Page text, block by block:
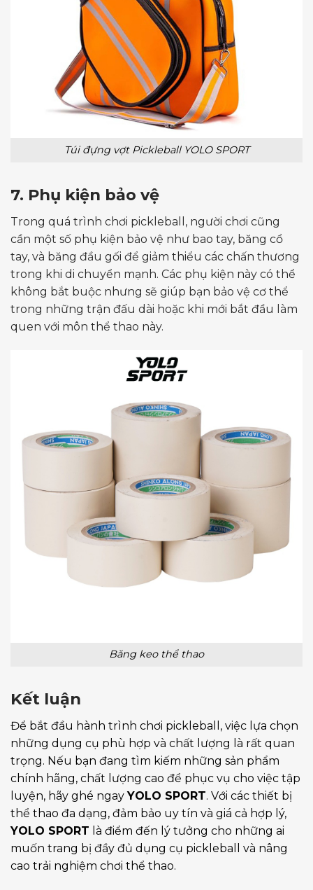
Túi đựng vợt Pickleball YOLO SPORT
7. Phụ kiện bảo vệ
Trong quá trình chơi pickleball, người chơi cũng
cần một số phụ kiện bảo vệ như bao tay, băng cổ
tay, và băng đầu gối để giảm thiểu các chấn thương
trong khi di chuyển mạnh. Các phụ kiện này có thể
không bắt buộc nhưng sẽ giúp bạn bảo vệ cơ thể
trong những trận đấu dài hoặc khi mới bắt đầu làm
quen với môn thể thao này.
Băng keo thể thao
Kết luận
Để bắt đầu hành trình chơi pickleball, việc lựa chọn
những dụng cụ phù hợp và chất lượng là rất quan
trọng. Nếu bạn đang tìm kiếm những sản phẩm
chính hãng, chất lượng cao để phục vụ cho việc tập
luyện, hãy ghé ngayYOLO SPORT. Với các thiết bị
thể thao đa dạng, đảm bảo uy tín và giá cả hợp lý,
YOLO SPORT là điểm đến lý tưởng cho những ai
muốn trang bị đầy đủ dụng cụ pickleball và nâng
cao trải nghiệm chơi thể thao.